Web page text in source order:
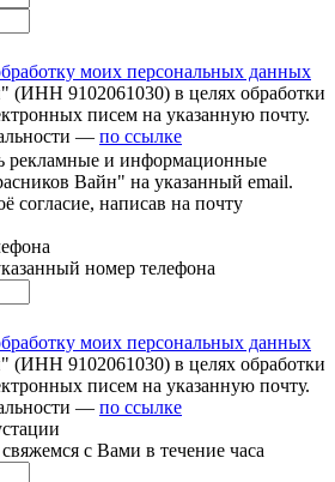
моих персональных данных
9102061030) в целях обработки
писем на указанную почту.
— по ссылке
рекламные и информационные
Вайн" на указанный email.
согласие, написав на почту
номер телефона
моих персональных данных
9102061030) в целях обработки
писем на указанную почту.
— по ссылке
с Вами в течение часа